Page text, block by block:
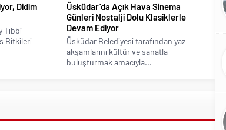
Didim
Tıbbi
Bitkileri
Üsküdar’da Açık Hava Sinema
Günleri Nostalji Dolu Klasiklerle
Devam Ediyor
Üsküdar Belediyesi tarafından yaz
akşamlarını kültür ve sanatla
buluşturmak amacıyla...